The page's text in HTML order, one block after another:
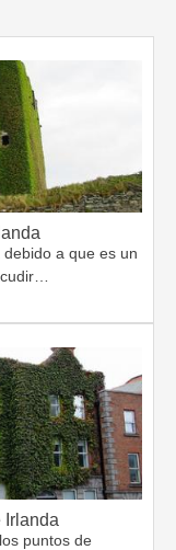
a que es un
Irlanda
puntos de